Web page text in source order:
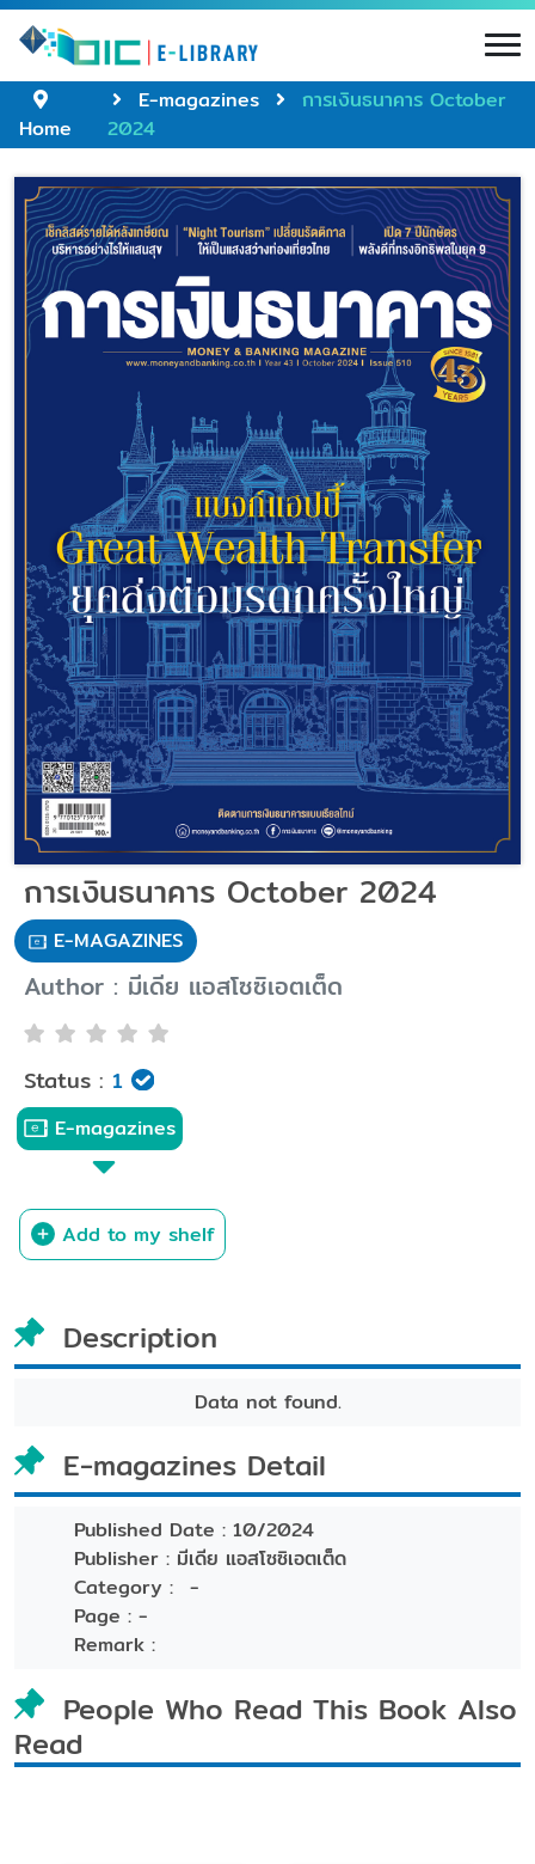
Home
E-magazines
การเงินธนาคาร October
2024
การเงินธนาคาร October 2024
E-MAGAZINES
Author : มีเดีย แอสโซซิเอตเต็ด
Status : 1
E-magazines
Add to my shelf
Description
Data not found.
E-magazines Detail
Published Date : 10/2024
Publisher : มีเดีย แอสโซซิเอตเต็ด
Category : -
Page : -
Remark :
People Who Read This Book Also
Read